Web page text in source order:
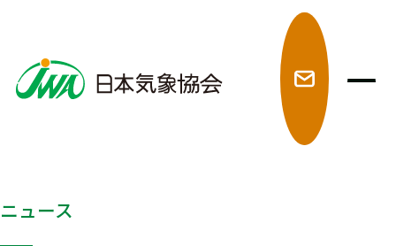
ニュース